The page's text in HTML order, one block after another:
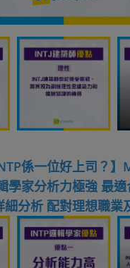
係一位好上司？】
學家分析力極強 最適
細分析 配對理想職業